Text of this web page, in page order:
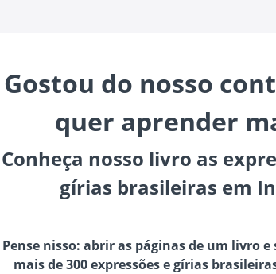
Gostou do nosso
quer aprender
Conheça nosso livro as
gírias brasileiras em
Pense nisso: abrir as páginas de um livro e
mais de 300 expressões e gírias